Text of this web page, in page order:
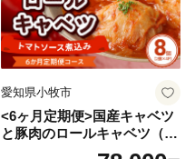
愛知県小牧市
<6ヶ月定期便>国産キャベツ
と豚肉のロールキャベツ（4P